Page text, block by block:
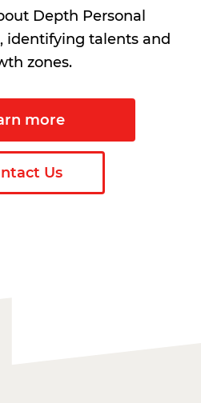
Depth Personal
identifying talents and
zones.
more
Us